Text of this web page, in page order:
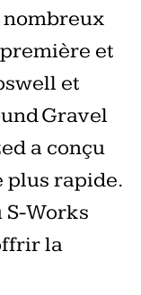
et
et
Gravel
a conçu
plus rapide.
Works
la